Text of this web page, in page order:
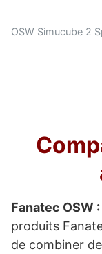
OSW Simucube 2
Fanatec OSW :
produits
de combiner